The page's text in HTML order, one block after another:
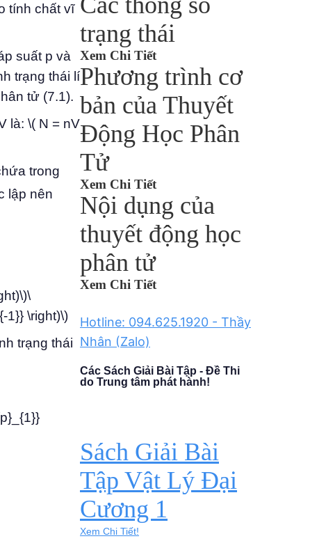
tính chất vĩ
suất p và
trạng thái lí
tử (7.1).
là: \( N = nV
trong
lập nên
1}} \right)\)
trạng thái
trạng thái
Xem Chi Tiết
Phương trình cơ
bản của Thuyết
Động Học Phân
Tử
Xem Chi Tiết
Nội dụng của
thuyết động học
phân tử
Xem Chi Tiết
Hotline: 094.625.1920 - Thầy
Nhân (Zalo)
Các Sách Giải Bài Tập - Đề Thi
do Trung tâm phát hành!
Sách Giải Bài
Tập Vật Lý Đại
Cương 1
Xem Chi Tiết!